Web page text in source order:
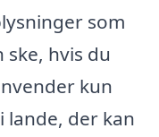
som
ske, hvis du
kun
lande, der kan